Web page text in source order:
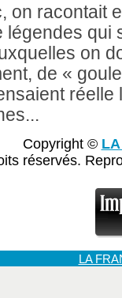
on racontait
légendes qui
on
de «
réelle
Copyright ©
réservés.
LA